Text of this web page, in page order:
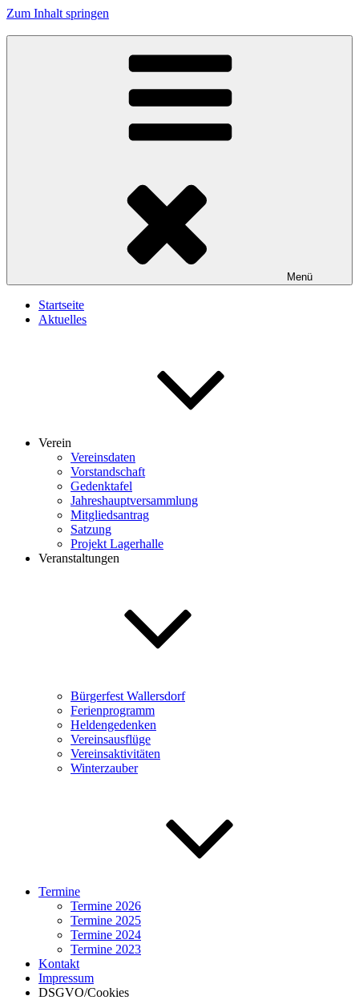
Zum Inhalt springen
Reservistenkameradschaft Wallersdorf e.V.
Menü
Startseite
Aktuelles
Verein
Vereinsdaten
Vorstandschaft
Gedenktafel
Jahreshauptversammlung
Mitgliedsantrag
Satzung
Projekt Lagerhalle
Veranstaltungen
Bürgerfest Wallersdorf
Ferienprogramm
Heldengedenken
Vereinsausflüge
Vereinsaktivitäten
Winterzauber
Termine
Termine 2026
Termine 2025
Termine 2024
Termine 2023
Kontakt
Impressum
DSGVO/Cookies